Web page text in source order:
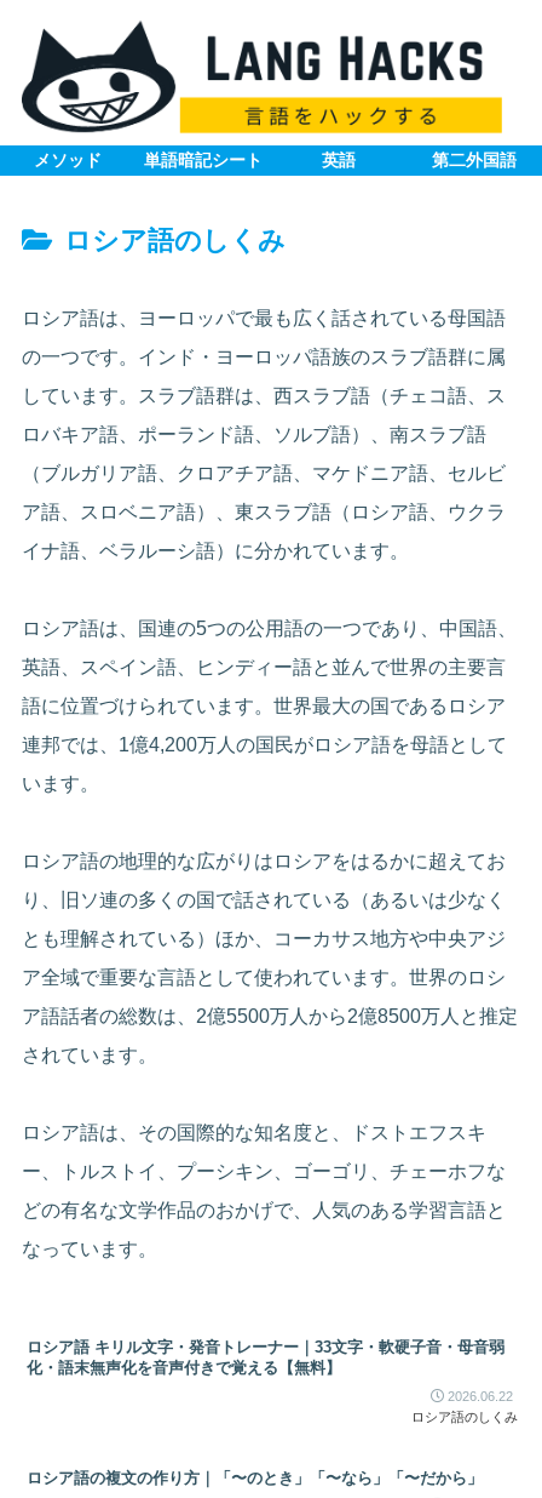
メソッド 単語暗記シート 英語 第二外国語
ロシア語のしくみ
ロシア語は、ヨーロッパで最も広く話されている母国語
の一つです。インド・ヨーロッパ語族のスラブ語群に属
しています。スラブ語群は、西スラブ語（チェコ語、ス
ロバキア語、ポーランド語、ソルブ語）、南スラブ語
（ブルガリア語、クロアチア語、マケドニア語、セルビ
ア語、スロベニア語）、東スラブ語（ロシア語、ウクラ
イナ語、ベラルーシ語）に分かれています。
ロシア語は、国連の5つの公用語の一つであり、中国語、
英語、スペイン語、ヒンディー語と並んで世界の主要言
語に位置づけられています。世界最大の国であるロシア
連邦では、1億4,200万人の国民がロシア語を母語として
います。
ロシア語の地理的な広がりはロシアをはるかに超えてお
り、旧ソ連の多くの国で話されている（あるいは少なく
とも理解されている）ほか、コーカサス地方や中央アジ
ア全域で重要な言語として使われています。世界のロシ
ア語話者の総数は、2億5500万人から2億8500万人と推定
されています。
ロシア語は、その国際的な知名度と、ドストエフスキ
ー、トルストイ、プーシキン、ゴーゴリ、チェーホフな
どの有名な文学作品のおかげで、人気のある学習言語と
なっています。
ロシア語 キリル文字・発音トレーナー｜33文字・軟硬子音・母音弱
化・語末無声化を音声付きで覚える【無料】
2026.06.22
ロシア語のしくみ
ロシア語の複文の作り方｜「〜のとき」「〜なら」「〜だから」